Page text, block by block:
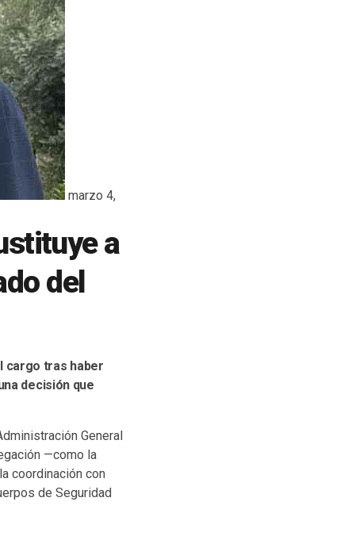
marzo 4,
a
del
cargo tras haber
decisión que
General
—como la
coordinación con
de Seguridad